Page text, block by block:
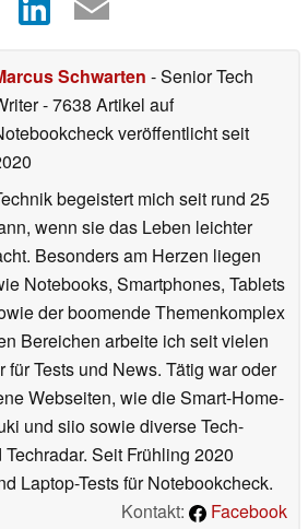
Schwarten - Senior Tech
- 7638 Artikel auf
veröffentlichtseit
begeistert mich seit rund 25
wenn sie das Leben leichter
Besonders am Herzen liegen
Notebooks, Smartphones, Tablets
der boomende Themenkomplex
Bereichen arbeite ich seit vielen
Tests und News. Tätig war oder
Webseiten, wie die Smart-Home-
und siio sowie diverse Tech-
Seit Frühling 2020
Laptop-Tests für Notebookcheck.
Kontakt:
Facebook